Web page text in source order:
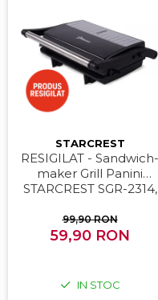
Prajitoare de paine
Storcatoare
Storcatoare
Tigai
STARCREST
RESIGILAT - Sandwich-
maker Grill Panini
STARCREST SGR-2314,
nonaderente,
Deschidere 180°,
99,90 RON
59,90 RON
IN STOC